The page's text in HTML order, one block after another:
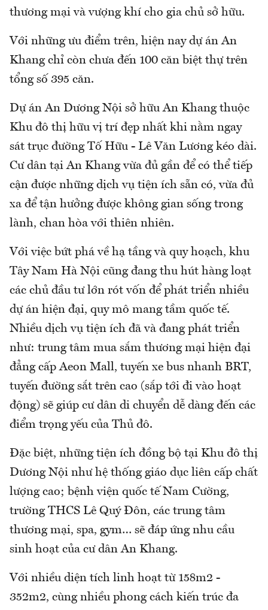
thương mại và vượng khí cho gia chủ sở hữu.
Với những ưu điểm trên, hiện nay dự án An
Khang chỉ còn chưa đến 100 căn biệt thự trên
tổng số 395 căn.
Dự án An Dương Nội sở hữu An Khang thuộc
Khu đô thị hữu vị trí đẹp nhất khi nằm ngay
sát trục đường Tố Hữu - Lê Văn Lương kéo dài.
Cư dân tại An Khang vừa đủ gần để có thể tiếp
cận được những dịch vụ tiện ích sẵn có, vừa đủ
xa để tận hưởng được không gian sống trong
lành, chan hòa với thiên nhiên.
Với việc bứt phá về hạ tầng và quy hoạch, khu
Tây Nam Hà Nội cũng đang thu hút hàng loạt
các chủ đầu tư lớn rót vốn để phát triển nhiều
dự án hiện đại, quy mô mang tầm quốc tế.
Nhiều dịch vụ tiện ích đã và đang phát triển
như: trung tâm mua sắm thương mại hiện đại
đẳng cấp Aeon Mall, tuyến xe bus nhanh BRT,
tuyến đường sắt trên cao (sắp tới đi vào hoạt
động) sẽ giúp cư dân di chuyển dễ dàng đến các
điểm trọng yếu của Thủ đô.
Đặc biệt, những tiện ích đồng bộ tại Khu đô thị
Dương Nội như hệ thống giáo dục liên cấp chất
lượng cao; bệnh viện quốc tế Nam Cường,
trường THCS Lê Quý Đôn, các trung tâm
thương mại, spa, gym… sẽ đáp ứng nhu cầu
sinh hoạt của cư dân An Khang.
Với nhiều diện tích linh hoạt từ 158m2 -
352m2, cùng nhiều phong cách kiến trúc đa